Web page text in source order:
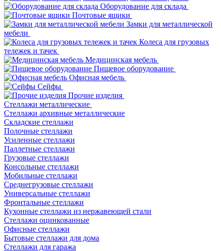
Оборудование для склада
Почтовые ящики
Замки для металлической
мебели
Колеса для грузовых
тележек и тачек
Медицинская мебель
Пищевое оборудование
Офисная мебель
Сейфы
Прочие изделия
Стеллажи металлические
Cтеллажи архивные металлические
Складские стеллажи
Полочные стеллажи
Усиленные стеллажи
Паллетные стеллажи
Грузовые стеллажи
Консольные стеллажи
Мобильные стеллажи
Среднегрузовые стеллажи
Универсальные стеллажи
Фронтальные стеллажи
Кухонные стеллажи из нержавеющей стали
Стеллажи оцинкованные
Офисные стеллажи
Бытовые стеллажи для дома
Стеллажи для гаража